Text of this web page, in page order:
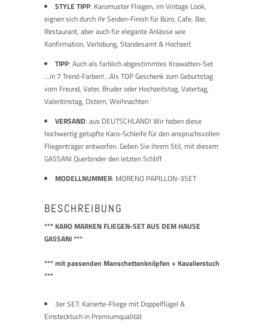
STYLE TIPP: Karomuster Fliegen, im Vintage Look,
eignen sich durch ihr Seiden-Finish für Büro, Cafe, Bar,
Restaurant, aber auch für elegante Anlässe wie
Konfirmation, Verlobung, Standesamt & Hochzeit
TIPP: Auch als farblich abgestimmtes Krawatten-Set
...in 7 Trend-Farben!...Als TOP Geschenk zum Geburtstag
vom Freund, Vater, Bruder oder Hochzeitstag, Vatertag,
Valentinstag, Ostern, Weihnachten
VERSAND: aus DEUTSCHLAND! Wir haben diese
hochwertig getupfte Karo-Schleife für den anspruchsvollen
Fliegenträger entworfen. Geben Sie ihrem Stil, mit diesem
GASSANI Querbinder den letzten Schliff
MODELLNUMMER: MORENO PAPILLON-3SET
BESCHREIBUNG
*** KARO MARKEN FLIEGEN-SET AUS DEM HAUSE
GASSANI ***
*** mit passenden Manschettenknöpfen + Kavalierstuch
***
3er SET: Karierte-Fliege mit Doppelflügel &
Einstecktuch in Premiumqualität